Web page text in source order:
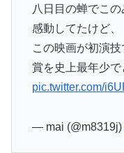
八日目の蝉でこ
感動してたけど、
この映画が初演
賞を史上最年少
pic.twitter.com/
— mai (@m8319j)